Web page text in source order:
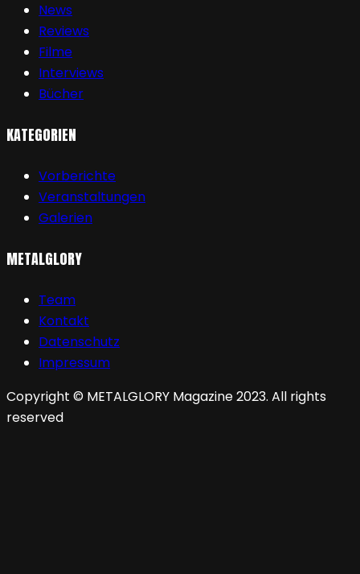
News
Reviews
Filme
Interviews
Bücher
KATEGORIEN
Vorberichte
Veranstaltungen
Galerien
METALGLORY
Team
Kontakt
Datenschutz
Impressum
Copyright © METALGLORY Magazine 2023. All rights
reserved